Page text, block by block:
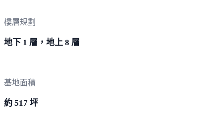
樓層規劃
地下 1 層，地上 8 層
基地面積
約 517 坪